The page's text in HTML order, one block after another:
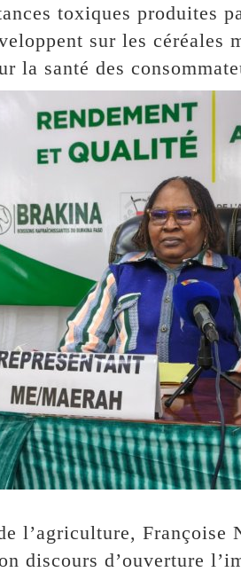
toxiques produites
sur les céréales
la santé des
l’agriculture, Françoise
discours d’ouverture